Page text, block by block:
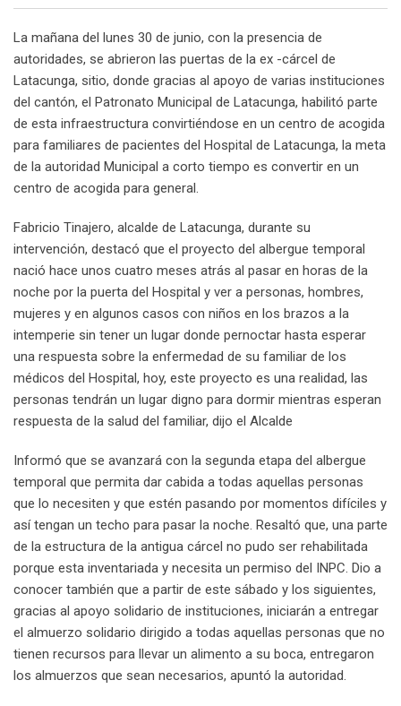
La mañana del lunes 30 de junio, con la presencia de
autoridades, se abrieron las puertas de la ex -cárcel de
Latacunga, sitio, donde gracias al apoyo de varias instituciones
del cantón, el Patronato Municipal de Latacunga, habilitó parte
de esta infraestructura convirtiéndose en un centro de acogida
para familiares de pacientes del Hospital de Latacunga, la meta
de la autoridad Municipal a corto tiempo es convertir en un
centro de acogida para general.
Fabricio Tinajero, alcalde de Latacunga, durante su
intervención, destacó que el proyecto del albergue temporal
nació hace unos cuatro meses atrás al pasar en horas de la
noche por la puerta del Hospital y ver a personas, hombres,
mujeres y en algunos casos con niños en los brazos a la
intemperie sin tener un lugar donde pernoctar hasta esperar
una respuesta sobre la enfermedad de su familiar de los
médicos del Hospital, hoy, este proyecto es una realidad, las
personas tendrán un lugar digno para dormir mientras esperan
respuesta de la salud del familiar, dijo el Alcalde
Informó que se avanzará con la segunda etapa del albergue
temporal que permita dar cabida a todas aquellas personas
que lo necesiten y que estén pasando por momentos difíciles y
así tengan un techo para pasar la noche. Resaltó que, una parte
de la estructura de la antigua cárcel no pudo ser rehabilitada
porque esta inventariada y necesita un permiso del INPC. Dio a
conocer también que a partir de este sábado y los siguientes,
gracias al apoyo solidario de instituciones, iniciarán a entregar
el almuerzo solidario dirigido a todas aquellas personas que no
tienen recursos para llevar un alimento a su boca, entregaron
los almuerzos que sean necesarios, apuntó la autoridad.